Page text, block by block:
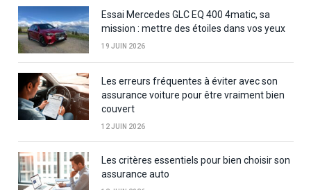
Essai Mercedes GLC EQ 400 4matic, sa
mission : mettre des étoiles dans vos yeux
19 JUIN 2026
Les erreurs fréquentes à éviter avec son
assurance voiture pour être vraiment bien
couvert
12 JUIN 2026
Les critères essentiels pour bien choisir son
assurance auto